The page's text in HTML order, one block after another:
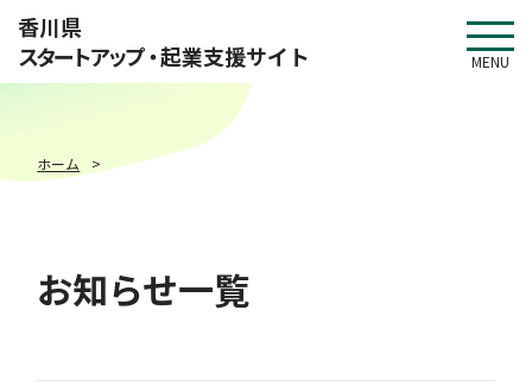
香川県
スタートアップ・起業支援サイト MENU
ホーム
お知らせ一覧